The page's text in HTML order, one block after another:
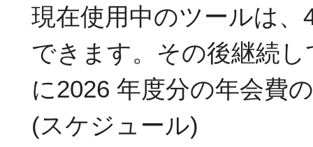
現在使用中のツールは
できます。その後継続
に2026 年度分の年会費
(スケジュール)